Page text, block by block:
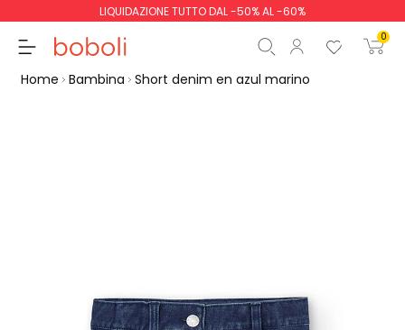
LIQUIDAZIONE TUTTO DAL -50% AL -60%
0
Home Bambina Short denim en azul marino